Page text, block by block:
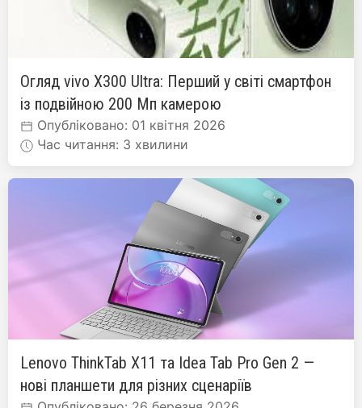
Огляд vivo X300 Ultra: Перший у світі смартфон
із подвійною 200 Мп камерою
Опубліковано: 01 квітня 2026
Час читання: 3 хвилини
Lenovo ThinkTab X11 та Idea Tab Pro Gen 2 —
нові планшети для різних сценаріїв